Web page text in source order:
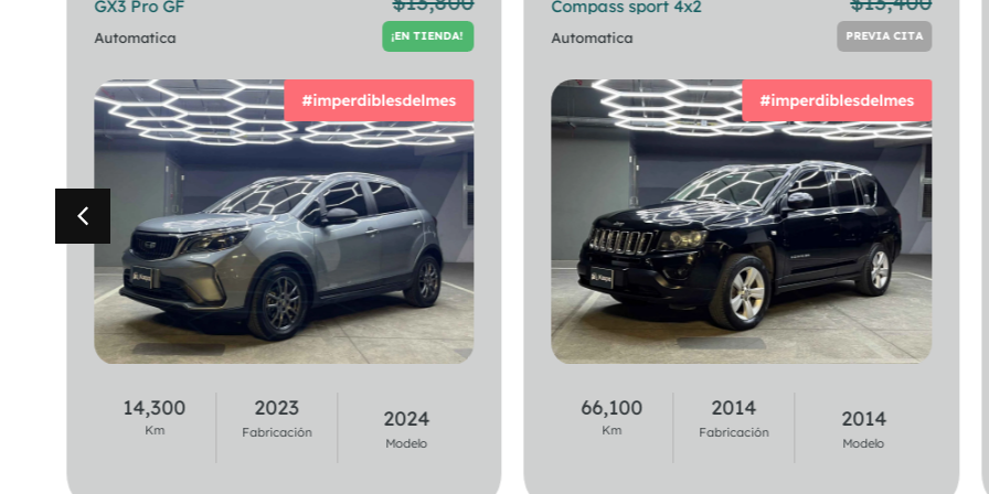
GX3 Pro GF
Automatica ¡EN TIENDA!
#imperdiblesdelmes
14,300
Km
2023
Fabricación
2024
Modelo
Compass sport 4x2
Automatica PREVIA CITA
#imperdiblesdelmes
66,100
Km
2014
Fabricación
2014
Modelo
320i Berlina
Automatica
PREVIA CITA
37,100
Km
2020
Fabricación
2021
Modelo
218i Gran Coupe
Automatica
PREVIA CITA
44,900
Km
2020
Fabricación
2021
Modelo